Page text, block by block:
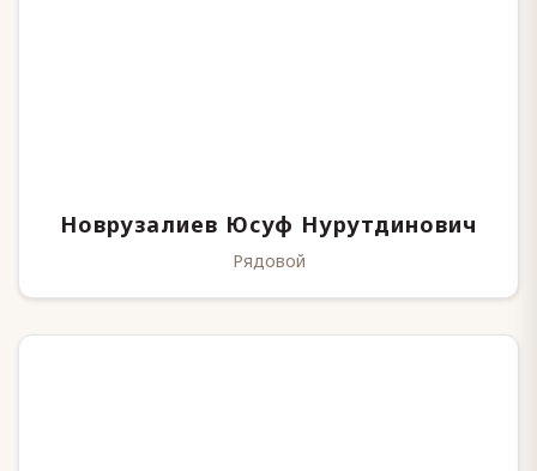
Новрузалиев Юсуф Нурутдинович
Рядовой